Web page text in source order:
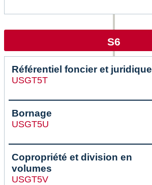
S6
Référentiel foncier et juridique
USGT5T
Bornage
USGT5U
Copropriété et division en
volumes
USGT5V